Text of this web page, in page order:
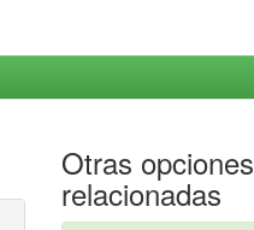
Otras opciones
relacionadas